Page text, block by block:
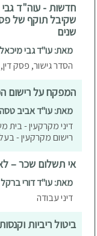
חדשות - עוה"ד גבי
שנים
מאת: עו"ד גבי
הסדר גישור, פסק
המפקח על רישום
מאת: עו"ד אביב טסה
דיני מקרקעין -
רישום מקרקעין -
אי תשלום שכר –
מאת: עו"ד דורי ברקל
דיני עבודה
ביטול ריביות